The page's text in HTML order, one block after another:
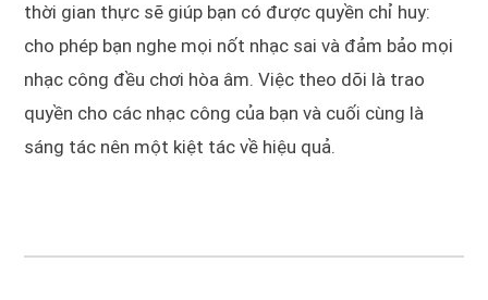
thời gian thực sẽ giúp bạn có được quyền chỉ huy:
cho phép bạn nghe mọi nốt nhạc sai và đảm bảo mọi
nhạc công đều chơi hòa âm. Việc theo dõi là trao
quyền cho các nhạc công của bạn và cuối cùng là
sáng tác nên một kiệt tác về hiệu quả.